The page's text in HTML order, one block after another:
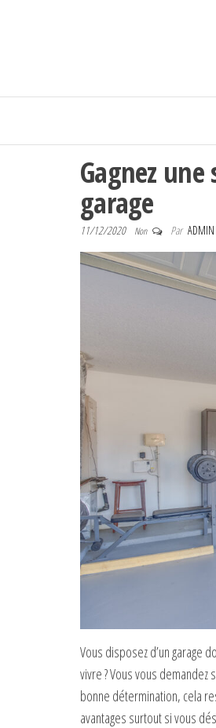
Gagnez
garage
11/12/2020 Non Par ADMIN
Vous disposez d’un garage
vivre ? Vous vous
bonne détermination, cela
avantages surtout si vous